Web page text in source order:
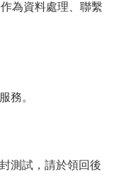
為資料處理、聯繫
務。
測試，請於領回後